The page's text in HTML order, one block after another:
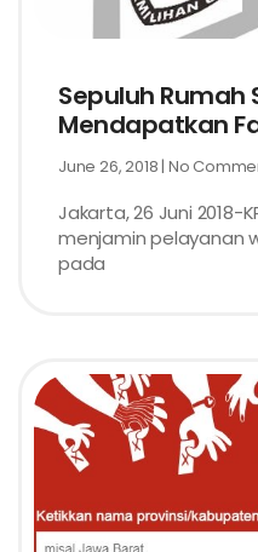
Sepuluh Rumah
Mendapatkan
June 26, 2018 No
Jakarta, 26 Juni 2018-
menjamin pelayanan
pada